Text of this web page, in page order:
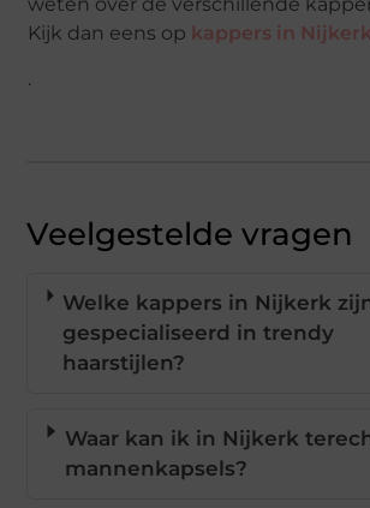
Kijk dan eens op kappers in Nijkerk
.
Veelgestelde vragen
Welke kappers in Nijkerk
gespecialiseerd in trendy
haarstijlen?
Waar kan ik in Nijkerk
mannenkapsels?